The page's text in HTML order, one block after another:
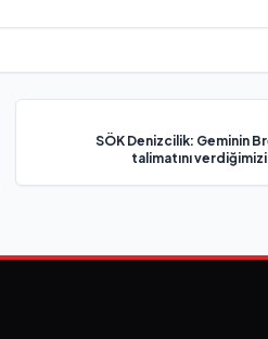
SÖK Denizcilik: Geminin
talimatını